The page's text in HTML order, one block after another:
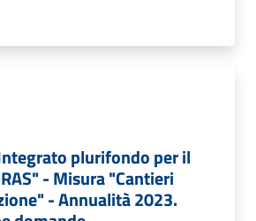
plurifondo per il
- Misura "Cantieri
- Annualità 2023.